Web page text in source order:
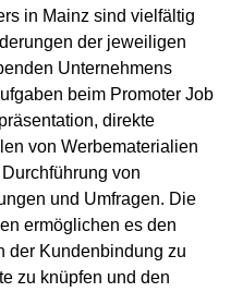
in Mainz sind vielfältig
der jeweiligen
Unternehmens
beim Promoter Job
direkte
von Werbematerialien
von
und Umfragen. Die
ermöglichen es den
der Kundenbindung zu
zu knüpfen und den